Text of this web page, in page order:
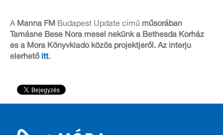
A Manna FM Budapest Update című műsorában
Tamásné Bese Nóra mesél nekünk a Bethesda Kórház
és a Móra Könyvkiadó közös projektjéről. Az interjú
elérhető itt.